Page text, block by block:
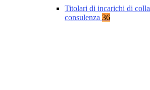
Titolari di incarichi di
consulenza 36